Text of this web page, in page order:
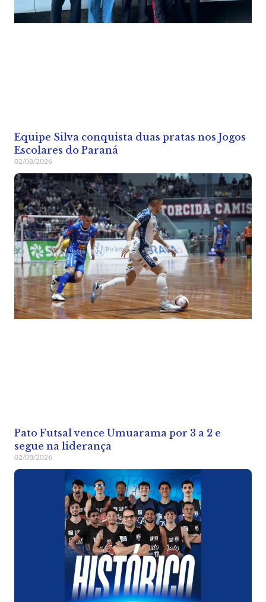
Equipe Silva conquista duas pratas nos Jogos
Escolares do Paraná
02/08/2026
Pato Futsal vence Umuarama por 3 a 2 e
segue na liderança
02/08/2026